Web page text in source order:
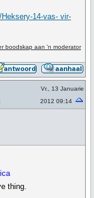
14-vas- vir-
boodskap aan 'n moderator
Vr., 13 Januarie
2012 09:14
thing.